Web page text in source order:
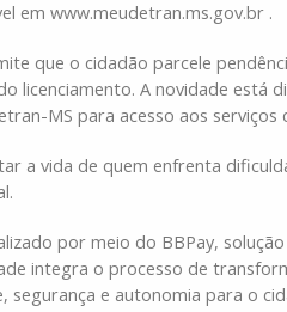
em www.meudetran.ms.gov.br .
que o cidadão parcele
licenciamento. A novidade está
MS para acesso aos serviços
a vida de quem enfrenta
por meio do BBPay,
integra o processo de
segurança e autonomia para o